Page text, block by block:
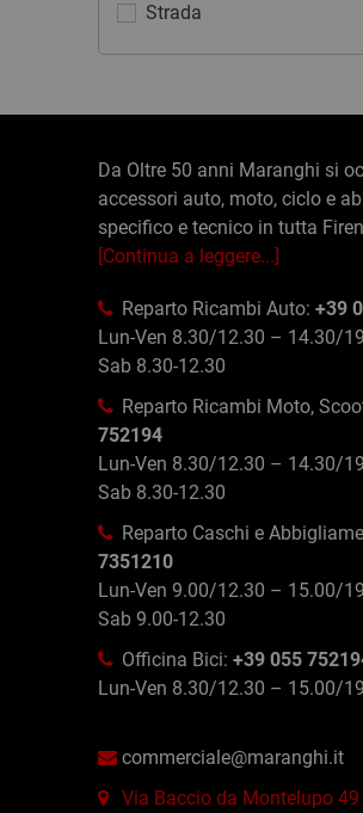
Strada
Da Oltre 50 anni Maranghi si
accessori auto, moto, ciclo e
specifico e tecnico in tutta
[Continua a leggere...]
Reparto Ricambi Auto: +39
Lun-Ven 8.30/12.30 – 14.30/
Sab 8.30-12.30
Reparto Ricambi Moto,
752194
Lun-Ven 8.30/12.30 – 14.30/
Sab 8.30-12.30
Reparto Caschi e
7351210
Lun-Ven 9.00/12.30 – 15.00/
Sab 9.00-12.30
Officina Bici: +39 055
Lun-Ven 8.30/12.30 – 15.00/
commerciale@maranghi.it
Via Baccio da Montelupo 49